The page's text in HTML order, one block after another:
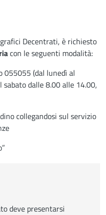
Decentrati, è richiesto
con le seguenti modalità:
(dal lunedì al
dalle 8.00 alle 14.00,
collegandosi sul servizio
deve presentarsi